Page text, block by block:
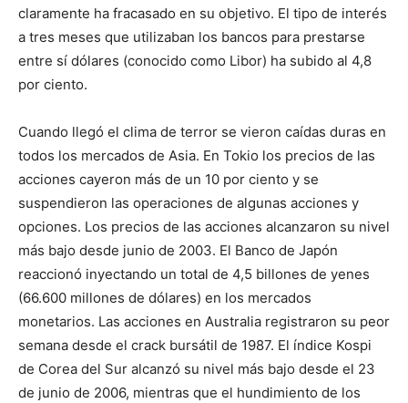
claramente ha fracasado en su objetivo. El tipo de interés
a tres meses que utilizaban los bancos para prestarse
entre sí dólares (conocido como Libor) ha subido al 4,8
por ciento.
Cuando llegó el clima de terror se vieron caídas duras en
todos los mercados de Asia. En Tokio los precios de las
acciones cayeron más de un 10 por ciento y se
suspendieron las operaciones de algunas acciones y
opciones. Los precios de las acciones alcanzaron su nivel
más bajo desde junio de 2003. El Banco de Japón
reaccionó inyectando un total de 4,5 billones de yenes
(66.600 millones de dólares) en los mercados
monetarios. Las acciones en Australia registraron su peor
semana desde el crack bursátil de 1987. El índice Kospi
de Corea del Sur alcanzó su nivel más bajo desde el 23
de junio de 2006, mientras que el hundimiento de los